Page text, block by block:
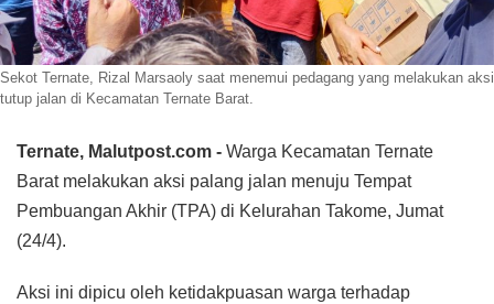
Sekot Ternate, Rizal Marsaoly saat menemui pedagang yang melakukan aksi
tutup jalan di Kecamatan Ternate Barat.
Ternate, Malutpost.com - Warga Kecamatan Ternate
Barat melakukan aksi palang jalan menuju Tempat
Pembuangan Akhir (TPA) di Kelurahan Takome, Jumat
(24/4).
Aksi ini dipicu oleh ketidakpuasan warga terhadap